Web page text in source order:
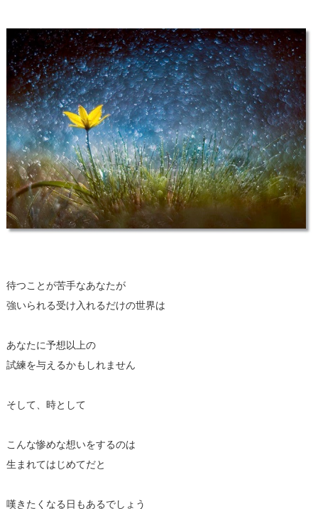
待つことが苦手なあなたが
強いられる受け入れるだけの世界は
あなたに予想以上の
試練を与えるかもしれません
そして、時として
こんな惨めな想いをするのは
生まれてはじめてだと
嘆きたくなる日もあるでしょう